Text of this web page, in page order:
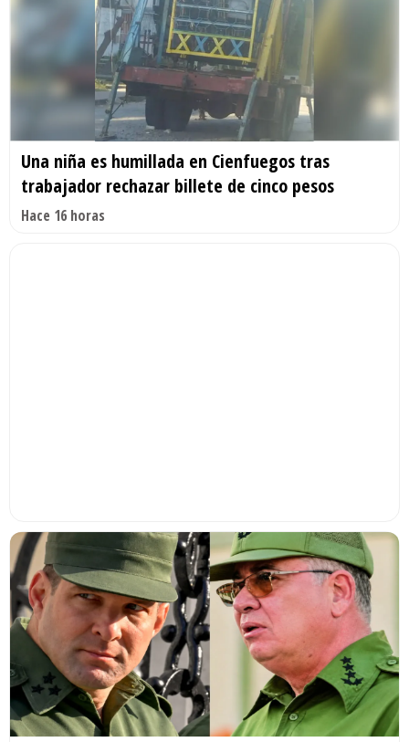
Una niña es humillada en Cienfuegos tras
trabajador rechazar billete de cinco pesos
Hace 16 horas